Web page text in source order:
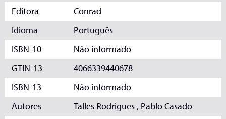
Editora
Conrad
Idioma
Português
ISBN-10
Não informado
GTIN-13
4066339440678
ISBN-13
Não informado
Autores
Talles Rodrigues , Pablo Casado